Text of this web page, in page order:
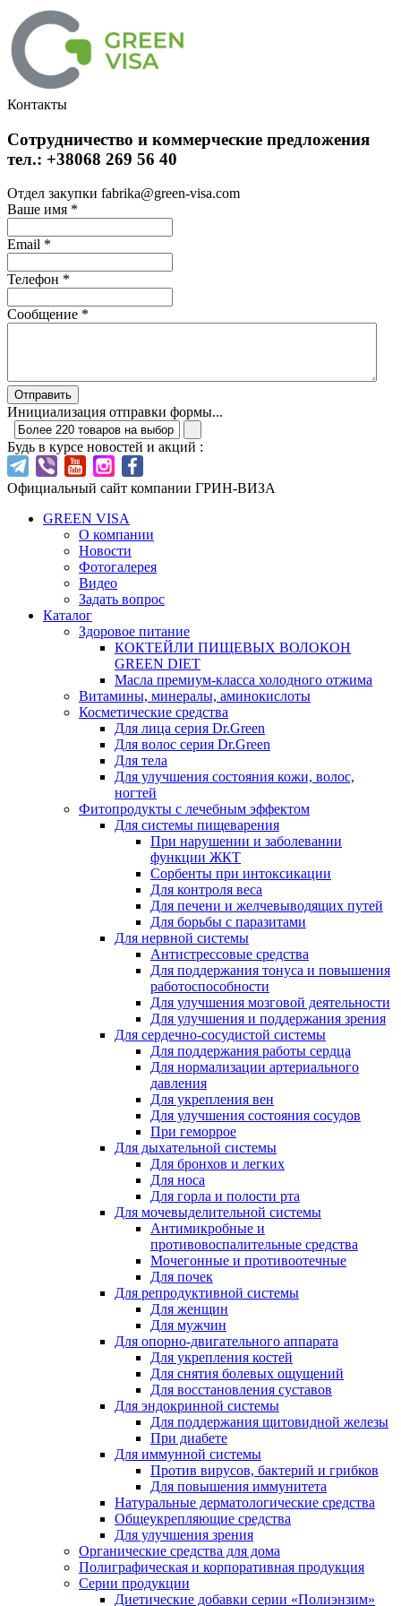
Контакты
Сотрудничество и коммерческие предложения
тел.: +38068 269 56 40
Отдел закупки fabrika@green-visa.com
Ваше имя *
Email *
Телефон *
Сообщение *
Отправить
Инициализация отправки формы...
Будь в курсе новостей и акций :
Официальный сайт компании ГРИН-ВИЗА
GREEN VISA
О компании
Новости
Фотогалерея
Видео
Задать вопрос
Каталог
Здоровое питание
КОКТЕЙЛИ ПИЩЕВЫХ ВОЛОКОН
GREEN DIET
Масла премиум-класса холодного отжима
Витамины, минералы, аминокислоты
Косметические средства
Для лица серия Dr.Green
Для волос серия Dr.Green
Для тела
Для улучшения состояния кожи, волос,
ногтей
Фитопродукты с лечебным эффектом
Для системы пищеварения
При нарушении и заболевании
функции ЖКТ
Сорбенты при интоксикации
Для контроля веса
Для печени и желчевыводящих путей
Для борьбы с паразитами
Для нервной системы
Антистрессовые средства
Для поддержания тонуса и повышения
работоспособности
Для улучшения мозговой деятельности
Для улучшения и поддержания зрения
Для сердечно-сосудистой системы
Для поддержания работы сердца
Для нормализации артериального
давления
Для укрепления вен
Для улучшения состояния сосудов
При геморрое
Для дыхательной системы
Для бронхов и легких
Для носа
Для горла и полости рта
Для мочевыделительной системы
Антимикробные и
противовоспалительные средства
Мочегонные и противоотечные
Для почек
Для репродуктивной системы
Для женщин
Для мужчин
Для опорно-двигательного аппарата
Для укрепления костей
Для снятия болевых ощущений
Для восстановления суставов
Для эндокринной системы
Для поддержания щитовидной железы
При диабете
Для иммунной системы
Против вирусов, бактерий и грибков
Для повышения иммунитета
Натуральные дерматологические средства
Общеукрепляющие средства
Для улучшения зрения
Органические средства для дома
Полиграфическая и корпоративная продукция
Серии продукции
Диетические добавки серии «Полиэнзим»